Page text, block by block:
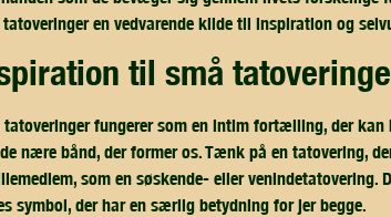
en vedvarende kilde til inspiration og
til små
tatoveringer fungerer som en intim fortælling, der
nære bånd, der former os. Tænk på en tatovering,
som en søskende- eller
symbol, der har en særlig betydning for jer begge.